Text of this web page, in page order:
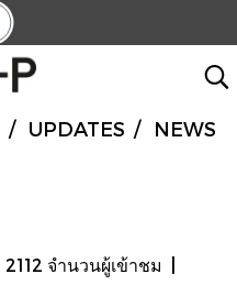
UPDATES
NEWS
2112 จำนวนผู้เข้าชม